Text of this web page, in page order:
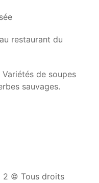
restaurant du
de soupes
sauvages.
2 © Tous droits